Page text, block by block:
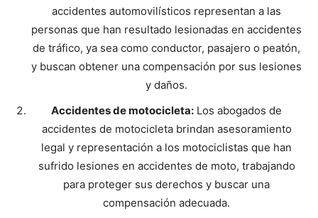
accidentes automovilísticos representan a las
personas que han resultado lesionadas en accidentes
de tráfico, ya sea como conductor, pasajero o peatón,
y buscan obtener una compensación por sus lesiones
y daños.
Accidentes de motocicleta: Los abogados de
accidentes de motocicleta brindan asesoramiento
legal y representación a los motociclistas que han
sufrido lesiones en accidentes de moto, trabajando
para proteger sus derechos y buscar una
compensación adecuada.